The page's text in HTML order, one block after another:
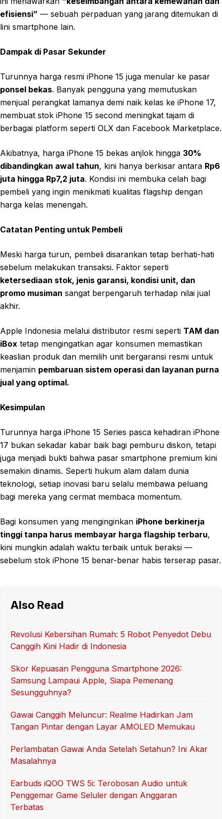
efisiensi” — sebuah perpaduan yang jarang ditemukan di
lini smartphone lain.
Dampak di Pasar Sekunder
Turunnya harga resmi iPhone 15 juga menular ke pasar
ponsel bekas. Banyak pengguna yang memutuskan
menjual perangkat lamanya demi naik kelas ke iPhone 17,
membuat stok iPhone 15 second meningkat tajam di
berbagai platform seperti OLX dan Facebook Marketplace.
Akibatnya, harga iPhone 15 bekas anjlok hingga 30%
dibandingkan awal tahun, kini hanya berkisar antara Rp6
juta hingga Rp7,2 juta. Kondisi ini membuka celah bagi
pembeli yang ingin menikmati kualitas flagship dengan
harga kelas menengah.
Catatan Penting untuk Pembeli
Meski harga turun, pembeli disarankan tetap berhati-hati
sebelum melakukan transaksi. Faktor seperti
ketersediaan stok, jenis garansi, kondisi unit, dan
promo musiman sangat berpengaruh terhadap nilai jual
akhir.
Apple Indonesia melalui distributor resmi seperti TAM dan
iBox tetap mengingatkan agar konsumen memastikan
keaslian produk dan memilih unit bergaransi resmi untuk
menjamin pembaruan sistem operasi dan layanan purna
jual yang optimal.
Kesimpulan
Turunnya harga iPhone 15 Series pasca kehadiran iPhone
17 bukan sekadar kabar baik bagi pemburu diskon, tetapi
juga menjadi bukti bahwa pasar smartphone premium kini
semakin dinamis. Seperti hukum alam dalam dunia
teknologi, setiap inovasi baru selalu membawa peluang
bagi mereka yang cermat membaca momentum.
Bagi konsumen yang menginginkan iPhone berkinerja
tinggi tanpa harus membayar harga flagship terbaru,
kini mungkin adalah waktu terbaik untuk beraksi —
sebelum stok iPhone 15 benar-benar habis terserap pasar.
Also Read
Revolusi Kebersihan Rumah: 5 Robot Penyedot Debu
Canggih Kini Hadir di Indonesia
Skor Kepuasan Pengguna Smartphone 2026:
Samsung Lampaui Apple, Siapa Pemenang
Sesungguhnya?
Gawai Canggih Meluncur: Realme Hadirkan Jam
Tangan Pintar dengan Layar AMOLED Memukau
Perlambatan Gawai Anda Setelah Setahun? Ini Akar
Masalahnya
Earbuds iQOO TWS 5i: Terobosan Audio untuk
Penggemar Game Seluler dengan Anggaran
Terbatas